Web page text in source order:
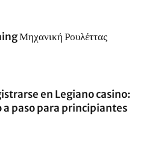
Μηχανική Ρουλέττας
en Legiano casino:
a paso para principiantes